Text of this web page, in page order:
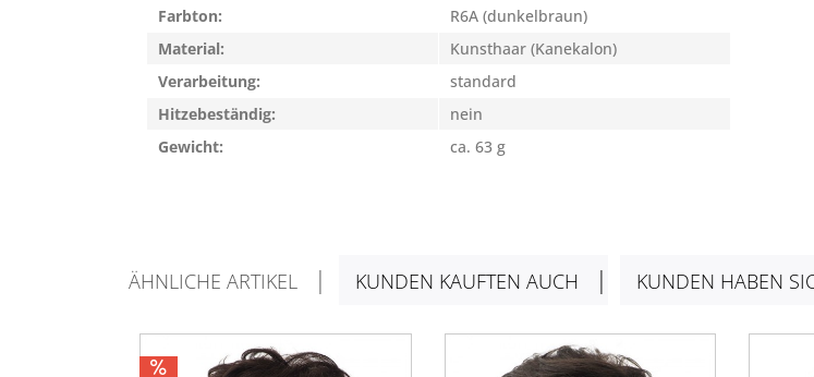
Farbton:
R6A (dunkelbraun)
Material:
Kunsthaar (Kanekalon)
Verarbeitung:
standard
Hitzebeständig:
nein
Gewicht:
ca. 63 g
ÄHNLICHE ARTIKEL KUNDEN KAUFTEN AUCH KUNDEN HABEN